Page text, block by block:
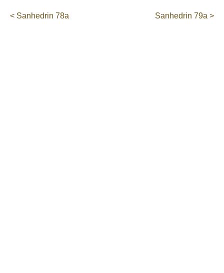
< Sanhedrin 78a Sanhedrin 79a >